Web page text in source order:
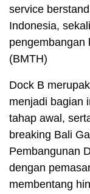
service
Indonesia,
pengembangan
(BMTH)
Dock B
menjadi bagian
tahap awal,
breaking Bali
Pembangunan
dengan
membentang